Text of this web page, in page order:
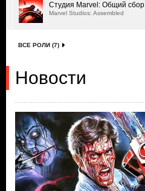
Студия Marvel: Общий сбор
Marvel Studios: Assembled
ВСЕ РОЛИ (7)
Новости